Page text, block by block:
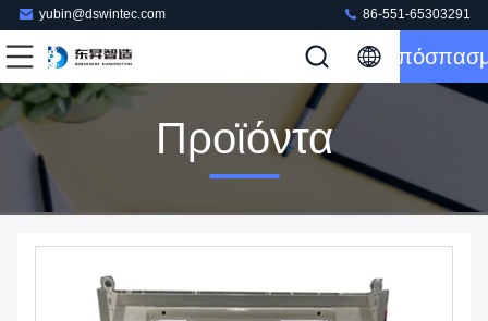
yubin@dswintec.com 86-551-65303291
Προϊόντα